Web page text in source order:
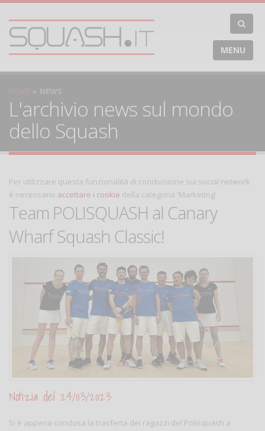
MENU
HOME NEWS
L'archivio news sul mondo
dello Squash
Per utilizzare questa funzionalità di condivisione sui social network
è necessario accettare i cookie della categoria 'Marketing'
Team POLISQUASH al Canary
Wharf Squash Classic!
Notizia del 24/03/2023
Si è appena conclusa la trasferta dei ragazzi del Polisquash a